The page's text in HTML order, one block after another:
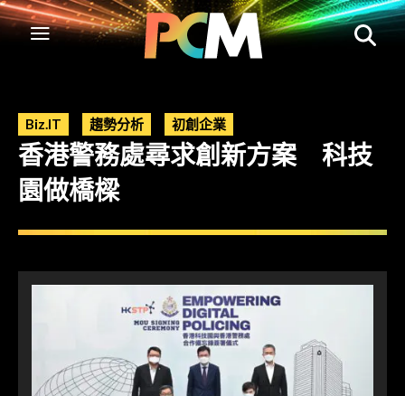
Biz.IT 趨勢分析 初創企業
香港警務處尋求創新方案 科技
園做橋樑